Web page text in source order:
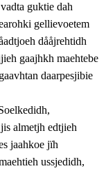
guktie dah
gellievoetem
dååjrehtidh
gaajhkh maehtebe
daarpesjibie
almetjh edtjieh
jaahkoe jïh
ussjedidh,